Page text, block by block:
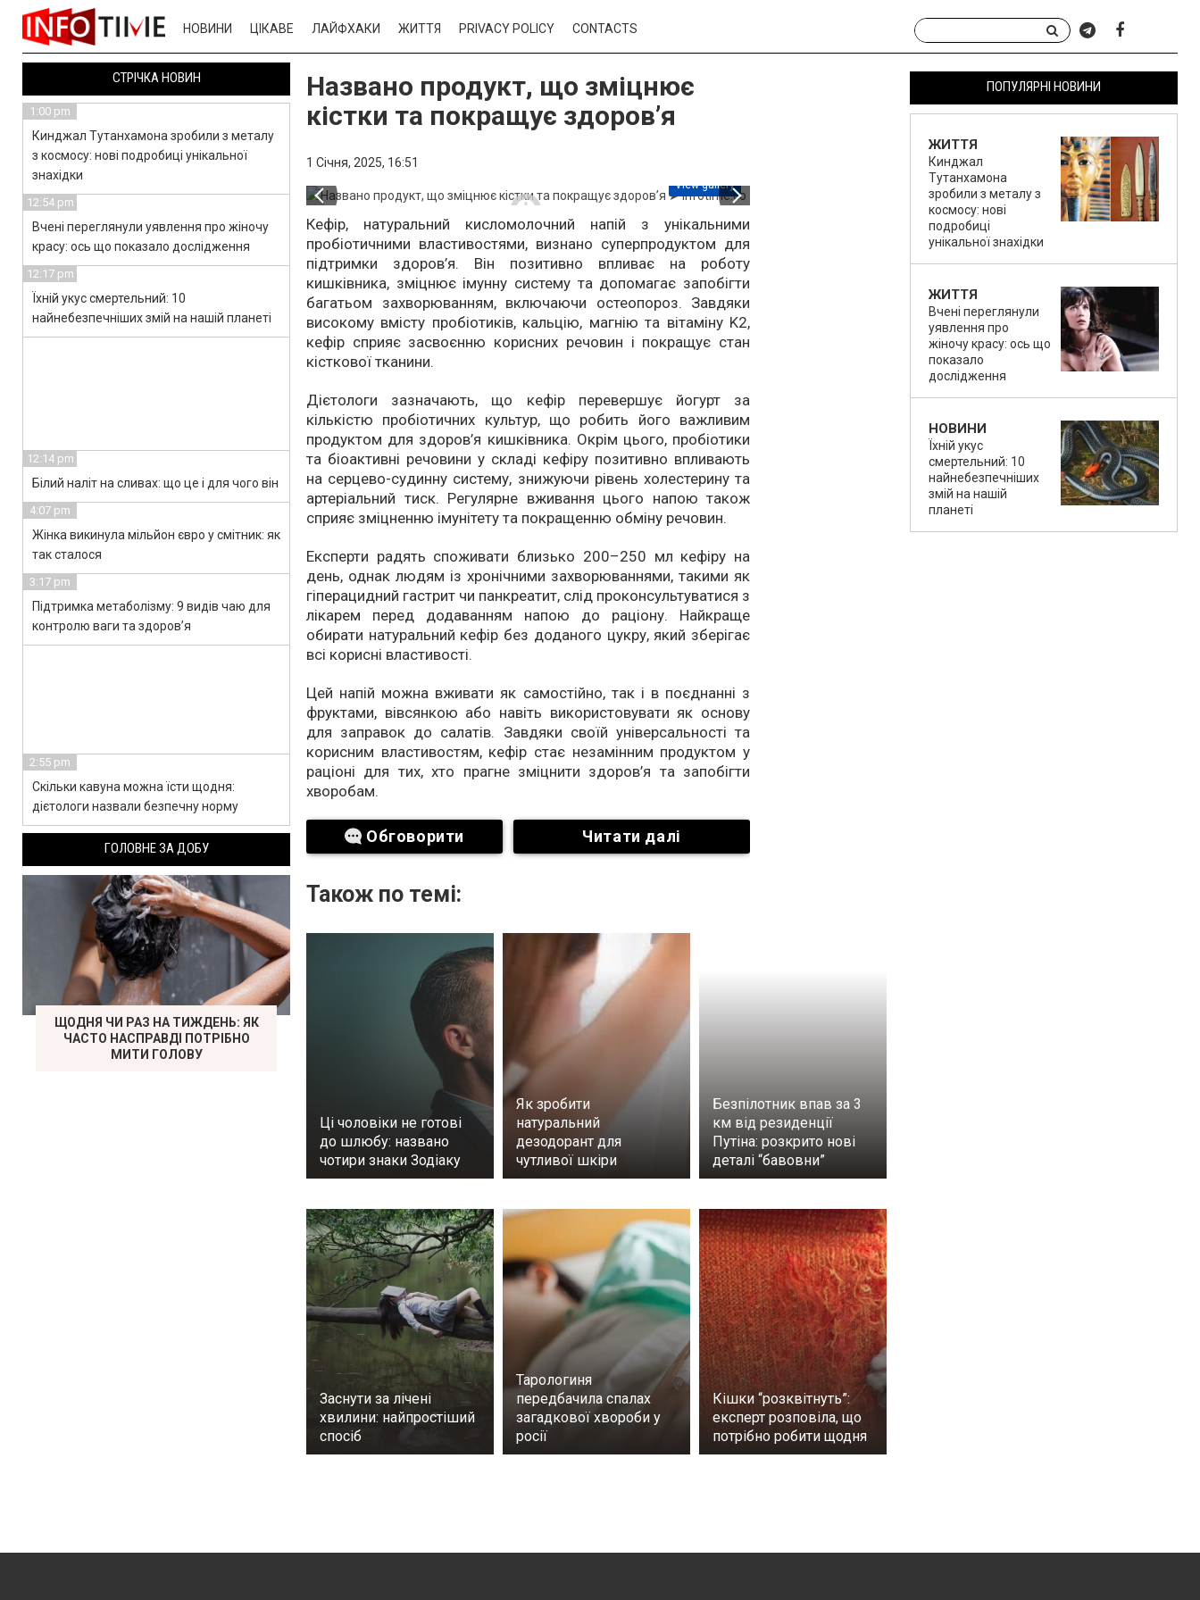
НОВИНИ ЦІКАВЕ ЛАЙФХАКИ ЖИТТЯ PRIVACY POLICY CONTACTS
Названо продукт, що зміцнює
кістки та покращує здоров’я
1 Січня, 2025, 16:51
View gallery
Кефір, натуральний кисломолочний напій з унікальними
пробіотичними властивостями, визнано суперпродуктом для
підтримки здоров’я. Він позитивно впливає на роботу
кишківника, зміцнює імунну систему та допомагає запобігти
багатьом захворюванням, включаючи остеопороз. Завдяки
високому вмісту пробіотиків, кальцію, магнію та вітаміну K2,
кефір сприяє засвоєнню корисних речовин і покращує стан
кісткової тканини.
Дієтологи зазначають, що кефір перевершує йогурт за
кількістю пробіотичних культур, що робить його важливим
продуктом для здоров’я кишківника. Окрім цього, пробіотики
та біоактивні речовини у складі кефіру позитивно впливають
на серцево-судинну систему, знижуючи рівень холестерину та
артеріальний тиск. Регулярне вживання цього напою також
сприяє зміцненню імунітету та покращенню обміну речовин.
Експерти радять споживати близько 200–250 мл кефіру на
день, однак людям із хронічними захворюваннями, такими як
гіперацидний гастрит чи панкреатит, слід проконсультуватися з
лікарем перед додаванням напою до раціону. Найкраще
обирати натуральний кефір без доданого цукру, який зберігає
всі корисні властивості.
Цей напій можна вживати як самостійно, так і в поєднанні з
фруктами, вівсянкою або навіть використовувати як основу
для заправок до салатів. Завдяки своїй універсальності та
корисним властивостям, кефір стає незамінним продуктом у
раціоні для тих, хто прагне зміцнити здоров’я та запобігти
хворобам.
Обговорити Читати далі
Також по темі:
Ці чоловіки не готові
до шлюбу: названо
чотири знаки Зодіаку
Як зробити
натуральний
дезодорант для
чутливої шкіри
Безпілотник впав за 3
км від резиденції
Путіна: розкрито нові
деталі “бавовни”
Заснути за лічені
хвилини: найпростіший
спосіб
Тарологиня
передбачила спалах
загадкової хвороби у
росії
Кішки “розквітнуть”:
експерт розповіла, що
потрібно робити щодня
ПОПУЛЯРНІ НОВИНИ
ЖИТТЯ
Кинджал
Тутанхамона
зробили з металу з
космосу: нові
подробиці
унікальної знахідки
ЖИТТЯ
Вчені переглянули
уявлення про
жіночу красу: ось що
показало
дослідження
НОВИНИ
Їхній укус
смертельний: 10
найнебезпечніших
змій на нашій
планеті
СТРІЧКА НОВИН
1:00 pm
Кинджал Тутанхамона зробили з металу
з космосу: нові подробиці унікальної
знахідки
12:54 pm
Вчені переглянули уявлення про жіночу
красу: ось що показало дослідження
12:17 pm
Їхній укус смертельний: 10
найнебезпечніших змій на нашій планеті
12:14 pm
Білий наліт на сливах: що це і для чого він
4:07 pm
Жінка викинула мільйон євро у смітник: як
так сталося
3:17 pm
Підтримка метаболізму: 9 видів чаю для
контролю ваги та здоров’я
2:55 pm
Скільки кавуна можна їсти щодня:
дієтологи назвали безпечну норму
ГОЛОВНЕ ЗА ДОБУ
ЩОДНЯ ЧИ РАЗ НА ТИЖДЕНЬ: ЯК
ЧАСТО НАСПРАВДІ ПОТРІБНО
МИТИ ГОЛОВУ